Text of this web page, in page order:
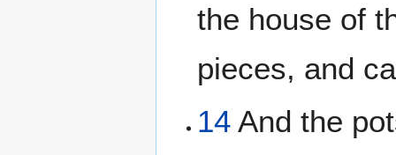
the house of
pieces, and
14 And the